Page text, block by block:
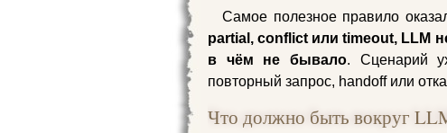
Самое полезное правило
partial, conflict или timeout, LLM
в чём не бывало. Сценарий
повторный запрос, handoff или
Что должно быть вокруг